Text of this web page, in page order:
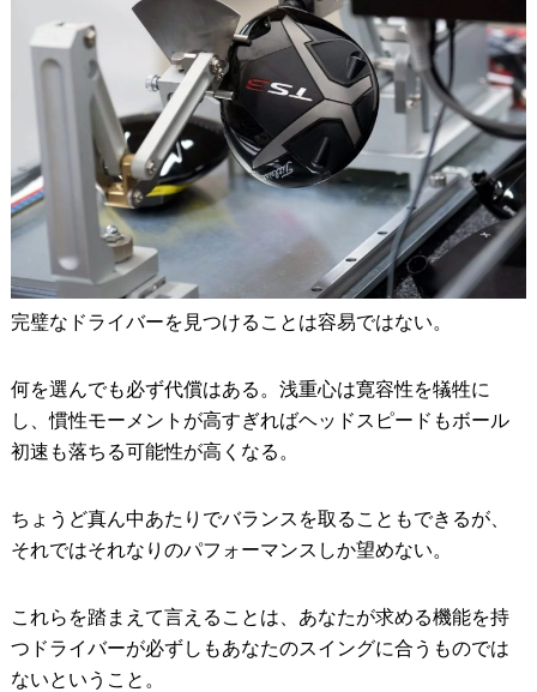
完璧なドライバーを見つけることは容易ではない。
何を選んでも必ず代償はある。浅重心は寛容性を犠牲に
し、慣性モーメントが高すぎればヘッドスピードもボール
初速も落ちる可能性が高くなる。
ちょうど真ん中あたりでバランスを取ることもできるが、
それではそれなりのパフォーマンスしか望めない。
これらを踏まえて言えることは、あなたが求める機能を持
つドライバーが必ずしもあなたのスイングに合うものでは
ないということ。